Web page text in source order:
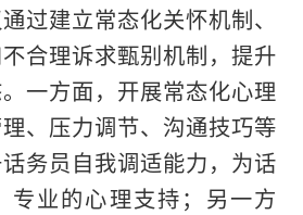
过建立常态化关怀机制、
合理诉求甄别机制，提升
一方面，开展常态化心理
、压力调节、沟通技巧等
务员自我调适能力，为话
专业的心理支持；另一方